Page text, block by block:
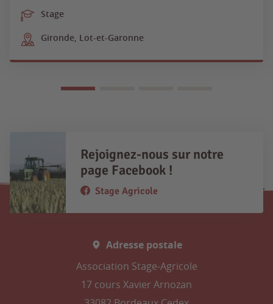
Stage
Gironde, Lot-et-Garonne
Rejoignez-nous sur notre
page Facebook !
Stage Agricole
Adresse postale
Association Stage-Agricole
17 cours Xavier Arnozan